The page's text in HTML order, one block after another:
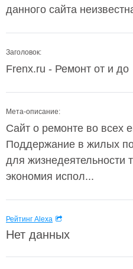
данного сайта
Заголовок:
Frenx.ru - Ремонт от и до
Мета-описание:
Сайт о ремонте во всех
Поддержание в жилых
для жизнедеятельности
экономия испол...
Рейтинг Alexa
Нет данных